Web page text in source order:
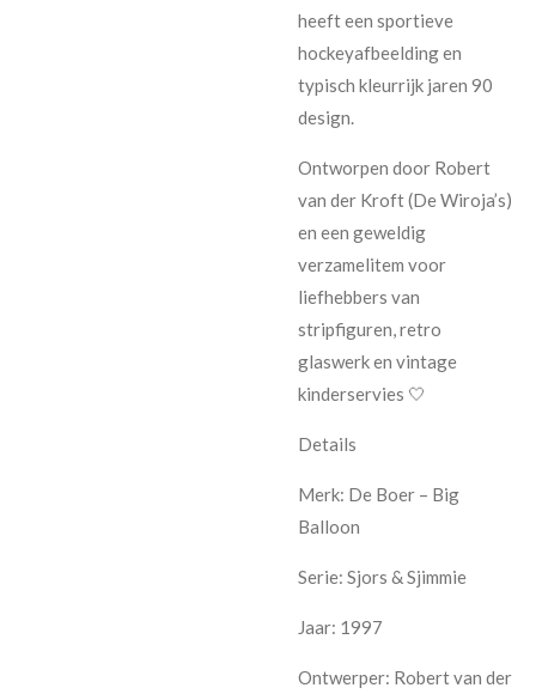
heeft een sportieve
hockeyafbeelding en
typisch kleurrijk jaren 90
design.
Ontworpen door Robert
van der Kroft (De Wiroja’s)
en een geweldig
verzamelitem voor
liefhebbers van
stripfiguren, retro
glaswerk en vintage
kinderservies 🤍
Details
Merk: De Boer – Big
Balloon
Serie: Sjors & Sjimmie
Jaar: 1997
Ontwerper: Robert van der